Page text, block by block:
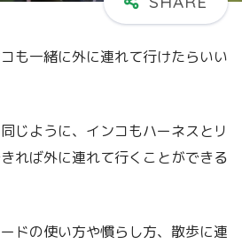
も一緒に外に連れて行けたらいい
じように、インコもハーネスとリ
れば外に連れて行くことができる
ドの使い方や慣らし方、散歩に連